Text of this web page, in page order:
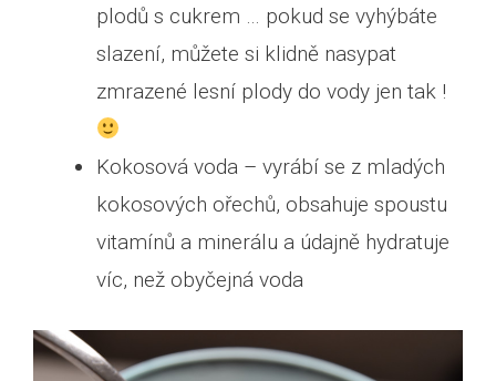
plodů s cukrem … pokud se vyhýbáte
slazení, můžete si klidně nasypat
zmrazené lesní plody do vody jen tak !
Kokosová voda – vyrábí se z mladých
kokosových ořechů, obsahuje spoustu
vitamínů a minerálu a údajně hydratuje
víc, než obyčejná voda